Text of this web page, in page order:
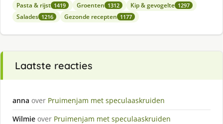
Pasta & rijst 1419 Groenten 1312 Kip & gevogelte 1297
Salades 1216 Gezonde recepten 1177
Laatste reacties
anna over Pruimenjam met speculaaskruiden
Wilmie over Pruimenjam met speculaaskruiden